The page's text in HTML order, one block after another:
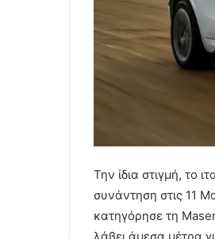
Την ίδια στιγμή, το
συνάντηση στις 11
κατηγόρησε τη